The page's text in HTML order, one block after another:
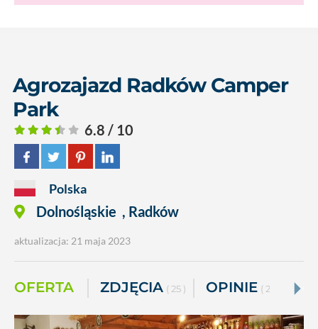
Agrozajazd Radków Camper
Park
6.8 / 10
Polska
Dolnośląskie , Radków
aktualizacja: 21 maja 2023
OFERTA ZDJĘCIA ( 25 ) OPINIE ( 2 )